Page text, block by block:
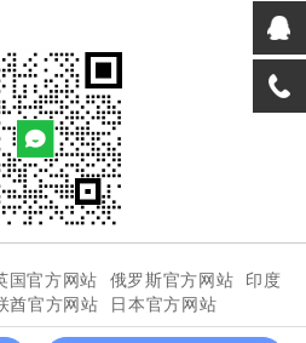
国官方网站 俄罗斯官方网站
印度
酋官方网站 日本官方网站